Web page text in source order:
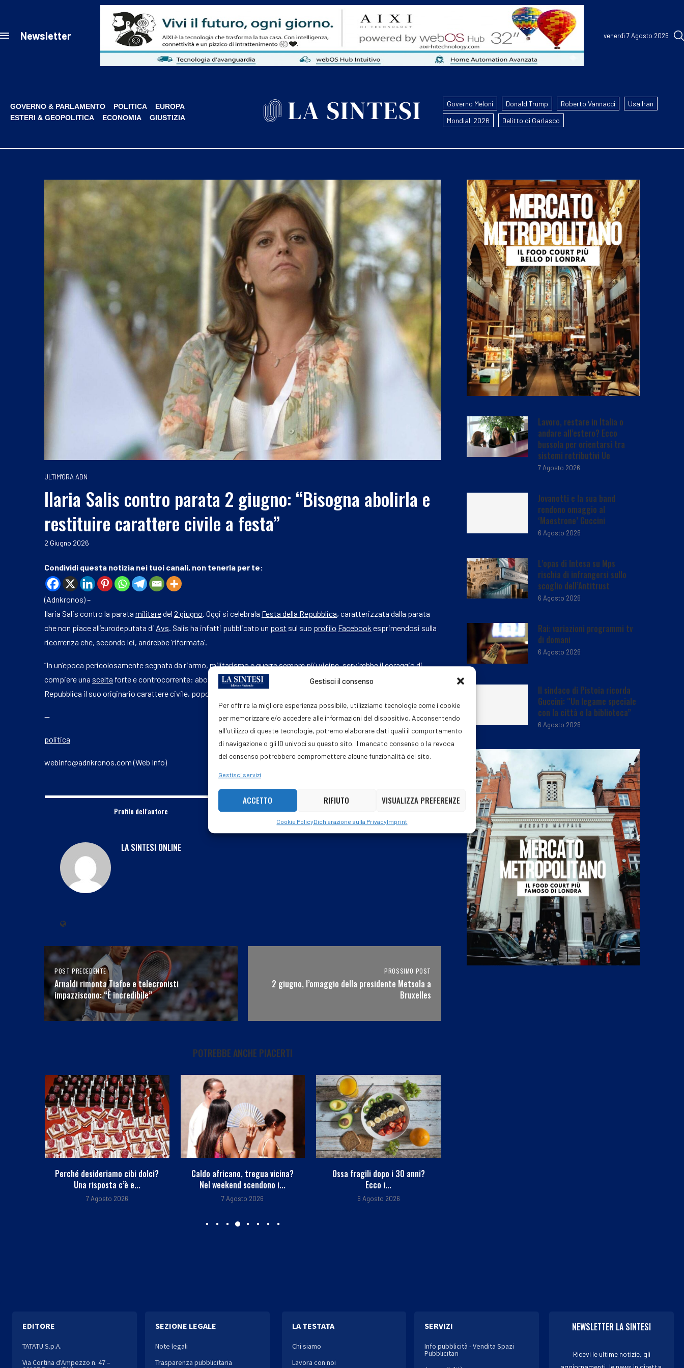
Gestisci il consenso
Per offrire la migliore esperienza possibile, utilizziamo tecnologie come i cookie
per memorizzare e/o accedere alle informazioni del dispositivo. Acconsentendo
all'utilizzo di queste tecnologie, potremo elaborare dati quali il comportamento
di navigazione o gli ID univoci su questo sito. Il mancato consenso o la revoca
del consenso potrebbero compromettere alcune funzionalità del sito.
Gestisci servizi
ACCETTO RIFIUTO VISUALIZZA PREFERENZE
Cookie PolicyDichiarazione sulla PrivacyImprint
Newsletter venerdì 7 Agosto 2026
GOVERNO & PARLAMENTO POLITICA
EUROPA
ESTERI & GEOPOLITICA
ECONOMIA GIUSTIZIA
Governo Meloni Donald Trump Roberto Vannacci
Usa Iran
Mondiali 2026
Delitto di Garlasco
ULTIM'ORA ADN
Ilaria Salis contro parata 2 giugno: “Bisogna abolirla e
restituire carattere civile a festa”
2 Giugno 2026
Condividi questa notizia nei tuoi canali, non tenerla per te:
(Adnkronos) –
Ilaria Salis contro la parata militaredel 2 giugno. Oggi si celebrala Festa della Repubblica, caratterizzata dalla parata
che non piace all’eurodeputata di Avs. Salis ha infatti pubblicato un post sul suo profilo Facebook esprimendosi sulla
ricorrenza che, secondo lei, andrebbe ‘riformata’.
“In un’epoca pericolosamente segnata da riarmo, militarismo eguerresempre più vicine, servirebbe il coraggio di
compiere una scelta forte e controcorrente: abolire la parata militare del 2 giugno e restituire alla Festa della
Repubblica il suo originario carattere civile, popolare e democratico”, ha scritto Ilaria Salis.
—
politica
webinfo@adnkronos.com (Web Info)
Profilo dell'autore
LA SINTESI ONLINE
POST PRECEDENTE
Arnaldi rimonta Tiafoe e telecronisti
impazziscono: “È incredibile”
PROSSIMO POST
2 giugno, l’omaggio della presidente Metsola a
Bruxelles
POTREBBE ANCHE PIACERTI
Perché desideriamo cibi dolci?
Una risposta c’è e...
7 Agosto 2026
Caldo africano, tregua vicina?
Nel weekend scendono i...
7 Agosto 2026
Ossa fragili dopo i 30 anni?
Ecco i...
6 Agosto 2026
Lavoro, restare in Italia o
andare all’estero? Ecco
bussola per orientarsi tra
sistemi retributivi Ue
7 Agosto 2026
Jovanotti e la sua band
rendono omaggio al
‘Maestrone’ Guccini
6 Agosto 2026
L’opas di Intesa su Mps
rischia di infrangersi sullo
scoglio dell’Antitrust
6 Agosto 2026
Rai: variazioni programmi tv
di domani
6 Agosto 2026
Il sindaco di Pistoia ricorda
Guccini: “Un legame speciale
con la città e la biblioteca”
6 Agosto 2026
EDITORE
TATATU S.p.A.
Via Cortina d'Ampezzo n. 47 –
SEZIONE LEGALE
Note legali
Trasparenza pubblicitaria
LA TESTATA
Chi siamo
Lavora con noi
SERVIZI
Info pubblicità - Vendita Spazi
Pubblicitari
NEWSLETTER LA SINTESI
Ricevi le ultime notizie, gli